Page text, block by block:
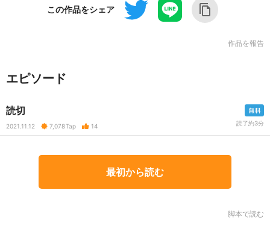
この作品をシェア
作品を報告
エピソード
読切
2021.11.12 7,078Tap 14 読了約3分
最初から読む
脚本で読む